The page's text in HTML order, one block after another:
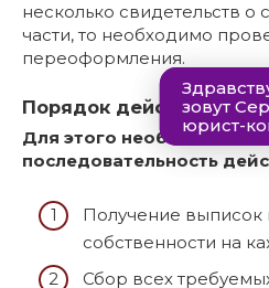
несколько свидетельств о
части, то необходимо
переоформления.
Порядок действий
Для этого необходимо
последовательность
Получение выписок
собственности на
Сбор всех